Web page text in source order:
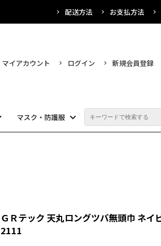
配送方法 お支払方法
マイアカウント ログイン 新規会員登録
マスク・防護服
ＧＲテック 天丸ロングツバ無頭巾 ネイ
2111